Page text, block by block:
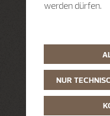
werden dürfen.
NUR